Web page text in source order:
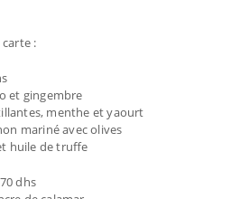
:
et gingembre
menthe et yaourt
mariné avec olives
huile de truﬀe
dhs